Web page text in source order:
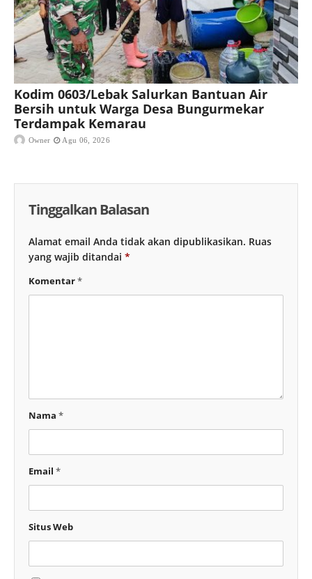
Kodim 0603/Lebak Salurkan Bantuan Air
Bersih untuk Warga Desa Bungurmekar
Terdampak Kemarau
Owner Agu 06, 2026
Tinggalkan Balasan
Alamat email Anda tidak akan dipublikasikan. Ruas
yang wajib ditandai *
Komentar*
Nama *
Email *
Situs Web